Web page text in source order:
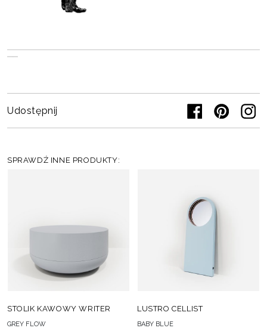
Udostępnij
SPRAWDŹ INNE PRODUKTY:
STOLIK KAWOWY WRITER
GREY FLOW
LUSTRO CELLIST
BABY BLUE